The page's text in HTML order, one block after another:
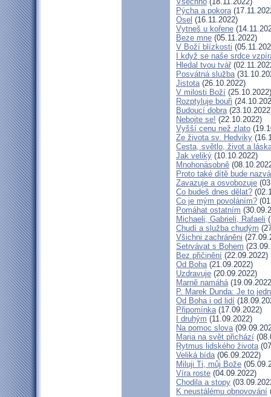
Pýcha a pokora
Osel (16.11.2022)
Vytneš u kořene
Beze mne (05.11.2022)
V Boží blízkosti
I když se naše srdce
Hledal tvou tvář
Posvátná služba
Jistota(26.10.2022)
V milosti Boží (25.10.2022)
Rozptyluje bouři
Budoucí dobra
Nebojte se! (22.10.2022)
Vyšší cenu než zlato
Ze života sv. Hedviky
Cesta, světlo, život a
Jak veliký (10.10.2022)
Mnohonásobně
Proto také dítě bude
Zavazuje a osvobozuje
Co budeš dnes dělat?
Co je mým povoláním?
Pomáhat ostatním
Michaeli, Gabrieli, Rafaeli
Chudí a služba chudým
Všichni zachráněni
Setrvávat s Bohem
Bez přičinění (22.09.2022)
Od Boha(21.09.2022)
Uzdravuje (20.09.2022)
Marně namáhá
P. Marek Dunda: Je to
Od Boha i od lidí
Připomínka(17.09.2022)
I druhým (11.09.2022)
Na pomoc slova
Maria na svět přichází
Rytmus lidského života
Veliká bída(06.09.2022)
Miluji Ti, můj Bože
Víra roste (04.09.2022)
Chodila a stopy
K neustálému obnovování